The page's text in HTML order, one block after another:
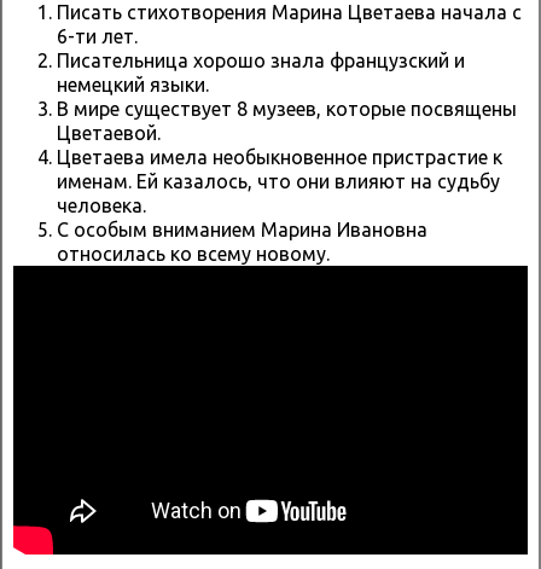
Писать стихотворения Марина Цветаева начала с
6-ти лет.
Писательница хорошо знала французский и
немецкий языки.
В мире существует 8 музеев, которые посвящены
Цветаевой.
Цветаева имела необыкновенное пристрастие к
именам. Ей казалось, что они влияют на судьбу
человека.
С особым вниманием Марина Ивановна
относилась ко всему новому.